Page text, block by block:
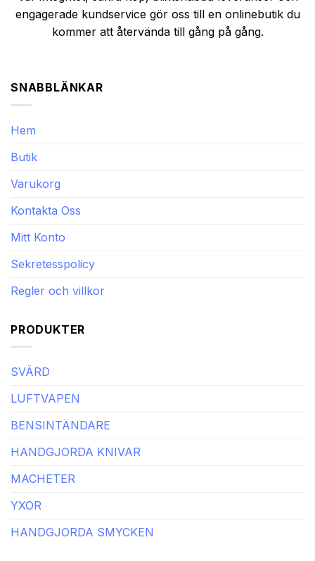
engagerade kundservice gör oss till en onlinebutik du
kommer att återvända till gång på gång.
SNABBLÄNKAR
Hem
Butik
Varukorg
Kontakta Oss
Mitt Konto
Sekretesspolicy
Regler och villkor
PRODUKTER
SVÄRD
LUFTVAPEN
BENSINTÄNDARE
HANDGJORDA KNIVAR
MACHETER
YXOR
HANDGJORDA SMYCKEN